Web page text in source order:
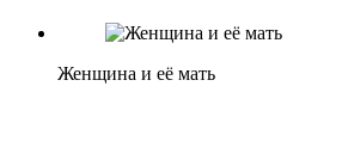
Женщина и её мать